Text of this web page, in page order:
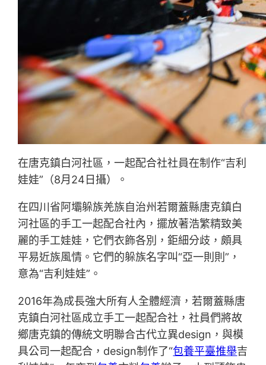
在唐克鎮白河社區，一起配合社社員在制作“吉利
娃娃”（8月24日攝）。
在四川省阿壩躲族羌族自治州若爾蓋縣唐克鎮白
河社區的手工一起配合社內，擺放著浩繁精致美
麗的手工娃娃，它們衣飾各別，鉅細分歧，頗具
平易近族風情。它們的躲族名字叫“亞一則則”，
意為“吉利娃娃”。
2016年為成長強大所有人全體經濟，若爾蓋縣唐
克鎮白河社區成立手工一起配合社，社員們將故
鄉唐克鎮的傳統文明聯合古代立異design，與模
具公司一起配合，design制作了“包養平臺推舉吉